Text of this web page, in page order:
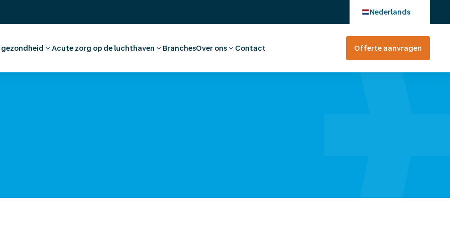
Nederlands
gezondheid
en vaccinaties
Acute zorg op de luchthaven
Eerste Hulp en huisartsenzorg
BranchesOver ons
Ons verhaal
Contact Offerte aanvragen